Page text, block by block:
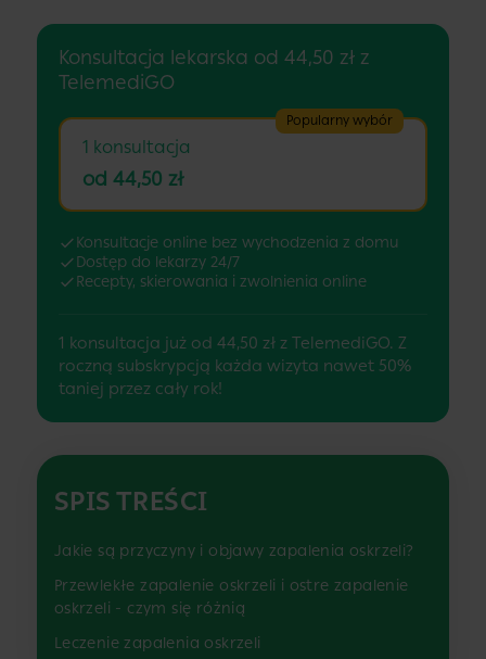
Konsultacja lekarska od 44,50 zł z
TelemediGO
Popularny wybór
1 konsultacja
od 44,50 zł
Konsultacje online bez wychodzenia z domu
Dostęp do lekarzy 24/7
Recepty, skierowania i zwolnienia online
1 konsultacja już od 44,50 zł z TelemediGO. Z
roczną subskrypcją każda wizyta nawet 50%
taniej przez cały rok!
SPIS TREŚCI
Jakie są przyczyny i objawy zapalenia oskrzeli?
Przewlekłe zapalenie oskrzeli i ostre zapalenie
oskrzeli - czym się różnią
Leczenie zapalenia oskrzeli